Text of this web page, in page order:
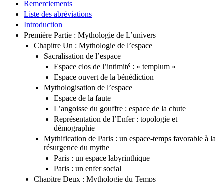
Table des Matières
Remerciements
Liste des abréviations
Introduction
Première Partie : Mythologie de L’univers
Chapitre Un : Mythologie de l’espace
Sacralisation de l’espace
Espace clos de l’intimité : « templum »
Espace ouvert de la bénédiction
Mythologisation de l’espace
Espace de la faute
L’angoisse du gouffre : espace de la chute
Représentation de l’Enfer : topologie et
démographie
Mythification de Paris : un espace-temps favorable à la
résurgence du mythe
Paris : un espace labyrinthique
Paris : un enfer social